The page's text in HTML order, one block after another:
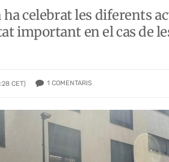
celebrat les diferents
important en el cas de
CET) 1 COMENTARIS